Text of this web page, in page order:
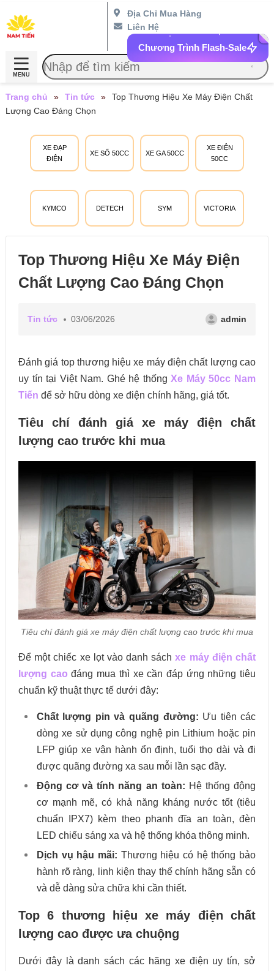
Địa Chỉ Mua Hàng
Liên Hệ
Chương Trình Flash-Sale
MENU
XE ĐẠP
ĐIỆN
XE SỐ 50CC XE GA 50CC
XE ĐIỆN
50CC
KYMCO DETECH SYM VICTORIA
Trang chủ » Tin tức »
Top Thương Hiệu Xe Máy Điện Chất
Lượng Cao Đáng Chọn
Top Thương Hiệu Xe Máy Điện
Chất Lượng Cao Đáng Chọn
Tin tức 03/06/2026 admin
Đánh giá top thương hiệu xe máy điện chất lượng cao
uy tín tại Việt Nam. Ghé hệ thốngXe Máy 50cc Nam
Tiến để sở hữu dòng xe điện chính hãng, giá tốt.
Tiêu chí đánh giá xe máy điện chất
lượng cao trước khi mua
Tiêu chí đánh giá xe máy điện chất lượng cao trước khi mua
Để một chiếc xe lọt vào danh sáchxe máy điện chất
lượng cao đáng mua thì xe cần đáp ứng những tiêu
chuẩn kỹ thuật thực tế dưới đây:
Chất lượng pin và quãng đường: Ưu tiên các
dòng xe sử dụng công nghệ pin Lithium hoặc pin
LFP giúp xe vận hành ổn định, tuổi thọ dài và đi
được quãng đường xa sau mỗi lần sạc đầy.
Động cơ và tính năng an toàn: Hệ thống động
cơ mạnh mẽ, có khả năng kháng nước tốt (tiêu
chuẩn IPX7) kèm theo phanh đĩa an toàn, đèn
LED chiếu sáng xa và hệ thống khóa thông minh.
Dịch vụ hậu mãi: Thương hiệu có hệ thống bảo
hành rõ ràng, linh kiện thay thế chính hãng sẵn có
và dễ dàng sửa chữa khi cần thiết.
Top 6 thương hiệu xe máy điện chất
lượng cao được ưa chuộng
Dưới đây là danh sách các hãng xe điện uy tín, sở